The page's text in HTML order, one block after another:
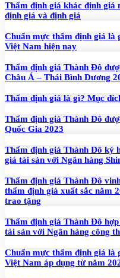
Thẩm định giá khác định giá
định giá và định giá
Chuẩn mực thẩm định giá là
Việt Nam hiện nay
Thẩm định giá Thành Đô
Châu Á – Thái Bình Dương
Thẩm định giá là gì? Mục
Thẩm định giá Thành Đô
Quốc Gia 2023
Thẩm định giá Thành Đô ký
giá tài sản với Ngân hàng
Thẩm định giá Thành Đô
thẩm định giá xuất sắc năm
trao tặng
Thẩm định giá Thành Đô
tài sản với Ngân hàng công
Chuẩn mực thẩm định giá là
Việt Nam áp dụng từ năm